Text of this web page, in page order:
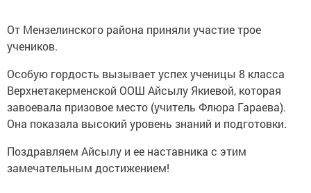
От Мензелинского района приняли участие трое
учеников.
Особую гордость вызывает успех ученицы 8 класса
Верхнетакерменской ООШ Айсылу Якиевой, которая
завоевала призовое место (учитель Флюра Гараева).
Она показала высокий уровень знаний и подготовки.
Поздравляем Айсылу и ее наставника с этим
замечательным достижением!